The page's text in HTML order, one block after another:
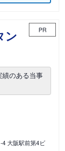
ン
PR
のある当事
4 大阪駅前第4ビ